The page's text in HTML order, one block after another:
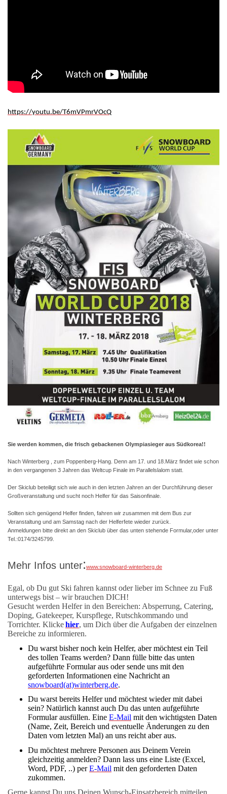
https://youtu.be/T6mVPmrVOcQ
Sie werden kommen, die frisch gebackenen Olympiasieger aus Südkorea!!
Nach Winterberg , zum Poppenberg-Hang. Denn am 17. und 18.März findet wie schon
in den vergangenen 3 Jahren das Weltcup Finale im Parallelslalom statt.
Der Skiclub beteiligt sich wie auch in den letzten Jahren an der Durchführung dieser
Großveranstaltung und sucht noch Helfer für das Saisonfinale.
Sollten sich genügend Helfer finden, fahren wir zusammen mit dem Bus zur
Veranstaltung und am Samstag nach der Helferfete wieder zurück.
Anmeldungen bitte direkt an den Skiclub über das unten stehende Formular,oder unter
Tel.:0174/3245799.
Mehr Infos unter:www.snowboard-winterberg.de
Egal, ob Du gut Ski fahren kannst oder lieber im Schnee zu Fuß
unterwegs bist – wir brauchen DICH!
Gesucht werden Helfer in den Bereichen: Absperrung, Catering,
Doping, Gatekeeper, Kurspflege, Rutschkommando und
Torrichter. Klickehier, um Dich über die Aufgaben der einzelnen
Bereiche zu informieren.
Du warst bisher noch kein Helfer, aber möchtest ein Teil
des tollen Teams werden? Dann fülle bitte das unten
aufgeführte Formular aus oder sende uns mit den
geforderten Informationen eine Nachricht an
snowboard(at)winterberg.de.
Du warst bereits Helfer und möchtest wieder mit dabei
sein? Natürlich kannst auch Du das unten aufgeführte
Formular ausfüllen. Eine E-Mail mit den wichtigsten Daten
(Name, Zeit, Bereich und eventuelle Änderungen zu den
Daten vom letzten Mal) an uns reicht aber aus.
Du möchtest mehrere Personen aus Deinem Verein
gleichzeitig anmelden? Dann lass uns eine Liste (Excel,
Word, PDF, ..) per E-Mail mit den geforderten Daten
zukommen.
Gerne kannst Du uns Deinen Wunsch-Einsatzbereich mitteilen,